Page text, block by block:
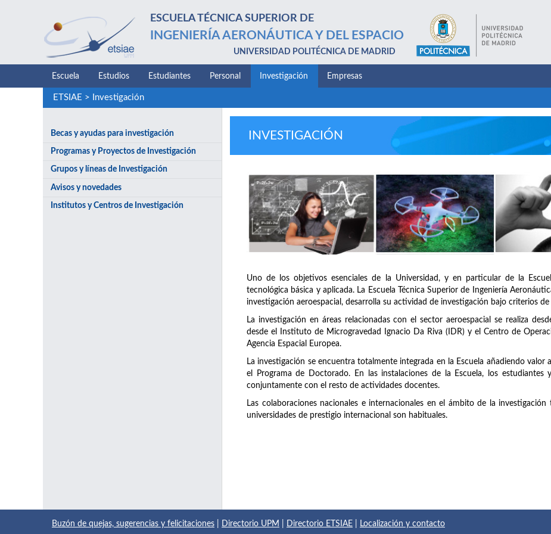
ESCUELA TÉCNICA SUPERIOR DE
INGENIERÍA AERONÁUTICA Y DEL ESPACIO
UNIVERSIDAD POLITÉCNICA DE MADRID
Escuela Estudios Estudiantes Personal Investigación Empresas
ETSIAE > Investigación
Becas y ayudas para investigación
Programas y Proyectos de Investigación
Grupos y líneas de Investigación
Avisos y novedades
Institutos y Centros de Investigación
INVESTIGACIÓN
Uno de los objetivos esenciales de la Universidad, y en particular de la
tecnológica básica y aplicada. La Escuela Técnica Superior de Ingeniería
investigación aeroespacial, desarrolla su actividad de investigación bajo criterios de
La investigación en áreas relacionadas con el sector aeroespacial se realiza
desde el Instituto de Microgravedad Ignacio Da Riva (IDR) y el Centro de
Agencia Espacial Europea.
La investigación se encuentra totalmente integrada en la Escuela añadiendo
el Programa de Doctorado. En las instalaciones de la Escuela, los estudiantes
conjuntamente con el resto de actividades docentes.
Las colaboraciones nacionales e internacionales en el ámbito de la
universidades de prestigio internacional son habituales.
Buzón de quejas, sugerencias y felicitaciones Directorio UPM Directorio ETSIAE Localización y contacto